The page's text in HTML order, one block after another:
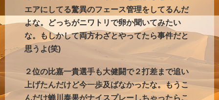
エアにしてる驚異のフェース管理をしてるんだ
よな。どっちがニワトリで卵か聞いてみたい
な。もしかして両方わざとやってたら事件だと
思うよ(笑)
２位の比嘉一貴選手も大健闘で２打差まで追い
上げたんだけど今一歩及ばなかったな。もうこ
んだけ蝉川泰果がナイスプレーしちゃったらこ